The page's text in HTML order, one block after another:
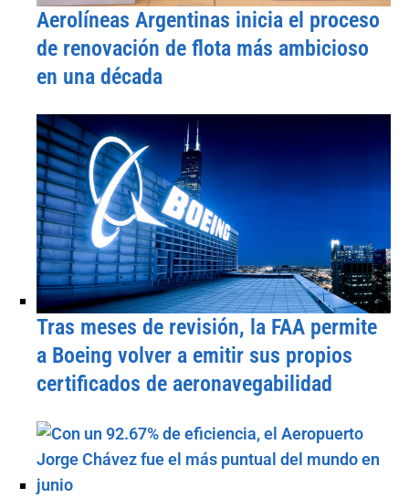
Aerolíneas Argentinas inicia el proceso
de renovación de flota más ambicioso
en una década
Tras meses de revisión, la FAA permite
a Boeing volver a emitir sus propios
certificados de aeronavegabilidad